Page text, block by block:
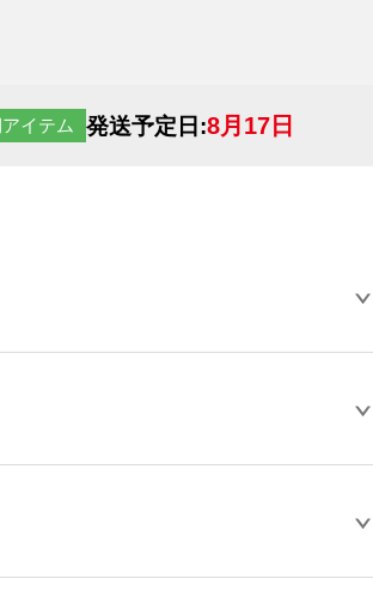
イテム 発送予定日:8月17日
が可能です。
い画像はエラーになります。（※
ドして下さい）